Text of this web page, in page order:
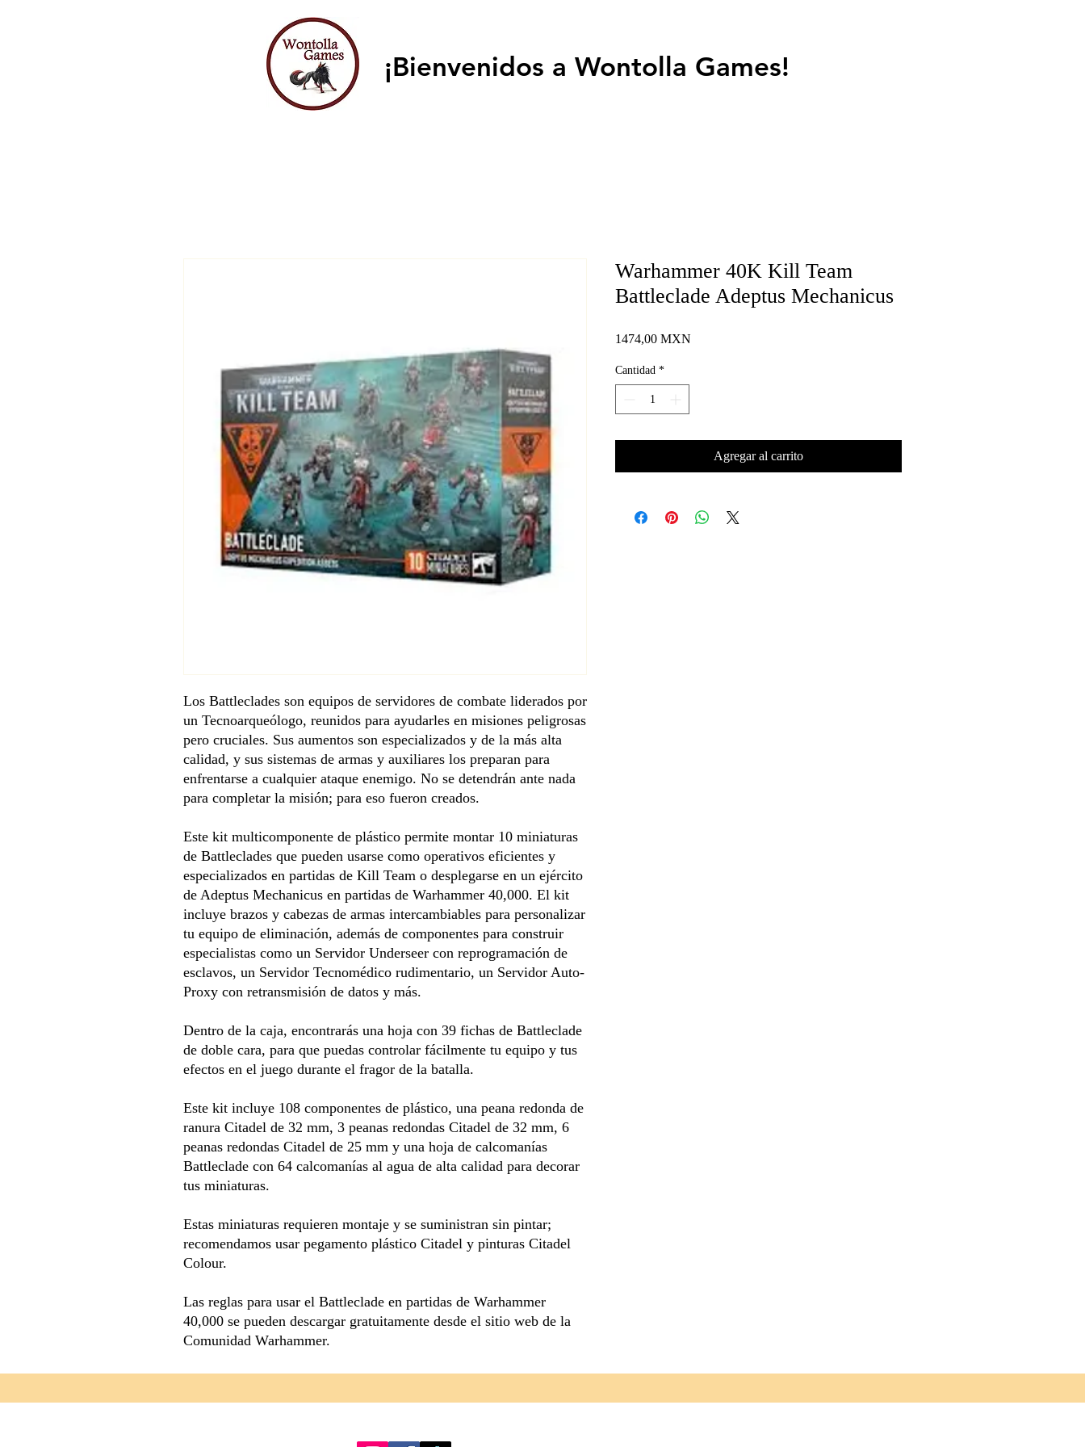
¡Bienvenidos a Wontolla Games!
Los Battleclades son equipos de servidores de combate liderados por
un Tecnoarqueólogo, reunidos para ayudarles en misiones peligrosas
pero cruciales. Sus aumentos son especializados y de la más alta
calidad, y sus sistemas de armas y auxiliares los preparan para
enfrentarse a cualquier ataque enemigo. No se detendrán ante nada
para completar la misión; para eso fueron creados.
Este kit multicomponente de plástico permite montar 10 miniaturas
de Battleclades que pueden usarse como operativos eficientes y
especializados en partidas de Kill Team o desplegarse en un ejército
de Adeptus Mechanicus en partidas de Warhammer 40,000. El kit
incluye brazos y cabezas de armas intercambiables para personalizar
tu equipo de eliminación, además de componentes para construir
especialistas como un Servidor Underseer con reprogramación de
esclavos, un Servidor Tecnomédico rudimentario, un Servidor Auto-
Proxy con retransmisión de datos y más.
Dentro de la caja, encontrarás una hoja con 39 fichas de Battleclade
de doble cara, para que puedas controlar fácilmente tu equipo y tus
efectos en el juego durante el fragor de la batalla.
Este kit incluye 108 componentes de plástico, una peana redonda de
ranura Citadel de 32 mm, 3 peanas redondas Citadel de 32 mm, 6
peanas redondas Citadel de 25 mm y una hoja de calcomanías
Battleclade con 64 calcomanías al agua de alta calidad para decorar
tus miniaturas.
Estas miniaturas requieren montaje y se suministran sin pintar;
recomendamos usar pegamento plástico Citadel y pinturas Citadel
Colour.
Las reglas para usar el Battleclade en partidas de Warhammer
40,000 se pueden descargar gratuitamente desde el sitio web de la
Comunidad Warhammer.
Warhammer 40K Kill Team
Battleclade Adeptus Mechanicus
1474,00 MXN
Cantidad *
Agregar al carrito